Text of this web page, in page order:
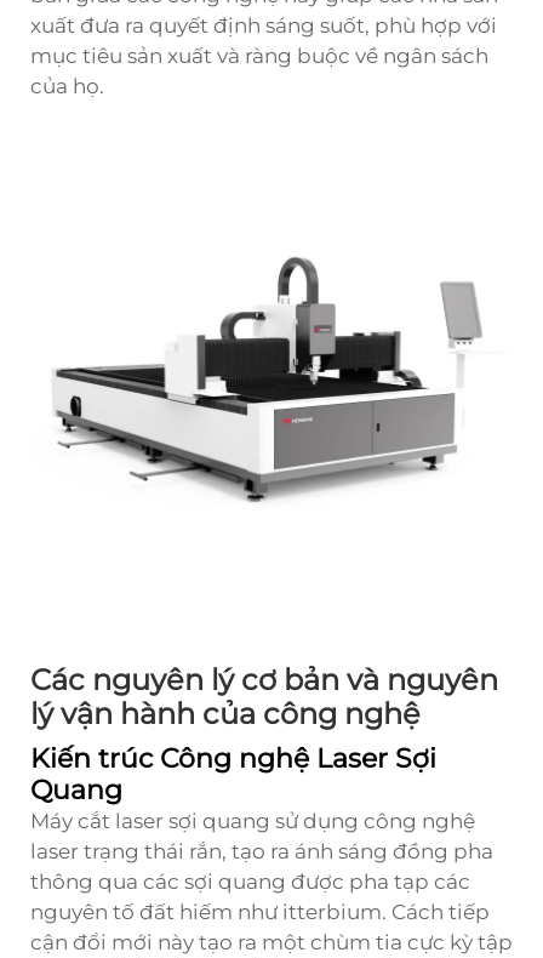
xuất đưa ra quyết định sáng suốt, phù hợp với
mục tiêu sản xuất và ràng buộc về ngân sách
của họ.
Các nguyên lý cơ bản và nguyên
lý vận hành của công nghệ
Kiến trúc Công nghệ Laser Sợi
Quang
Máy cắt laser sợi quang sử dụng công nghệ
laser trạng thái rắn, tạo ra ánh sáng đồng pha
thông qua các sợi quang được pha tạp các
nguyên tố đất hiếm như itterbium. Cách tiếp
cận đổi mới này tạo ra một chùm tia cực kỳ tập